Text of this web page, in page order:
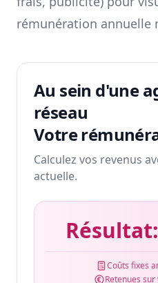
rémunération annuelle
Au sein d'une
réseau
Votre
Calculez vos revenus
actuelle.
Résultat:
Coûts fixes
Retenues sur